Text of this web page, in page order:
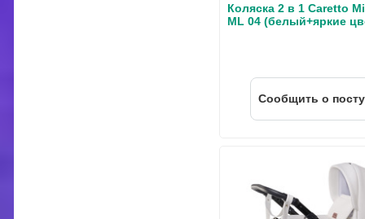
Коляска 2 в 1 Caretto
ML 04 (белый+яркие
Cообщить о